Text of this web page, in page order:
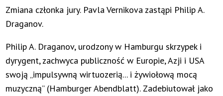
Zmiana członka jury. Pavla Vernikova zastąpi Philip A.
Draganov.
Philip A. Draganov, urodzony w Hamburgu skrzypek i
dyrygent, zachwyca publiczność w Europie, Azji i USA
swoją „impulsywną wirtuozerią... i żywiołową mocą
muzyczną” (Hamburger Abendblatt). Zadebiutował jako